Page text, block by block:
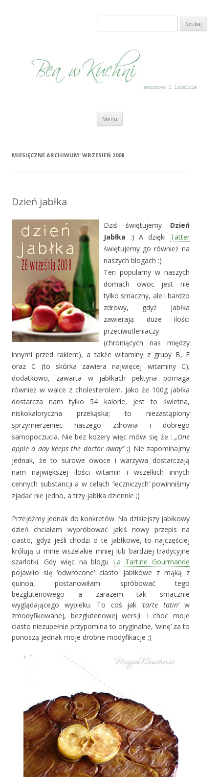
Szukaj:
Menu Przeskocz do treści
MIESIĘCZNE ARCHIWUM: WRZESIEŃ 2008
Dzień jabłka
Dziś świętujemy Dzień
Jabłka :) A dzięki Tatter
świętujemy go również na
naszych blogach :)
Ten popularny w naszych
domach owoc jest nie
tylko smaczny, ale i bardzo
zdrowy, gdyż jabłka
zawierają duże ilości
przeciwutleniaczy
(chroniących nas między
innymi przed rakiem), a także witaminy z grupy B, E
oraz C (to skórka zawiera najwięcej witaminy C);
dodatkowo, zawarta w jabłkach pektyna pomaga
również w walce z cholesterolem. Jako że 100g jabłka
dostarcza nam tylko 54 kalorie, jest to świetna,
niskokaloryczna przekąska; to niezastąpiony
sprzymierzeniec naszego zdrowia i dobrego
samopoczucia. Nie bez kozery więc mówi się że : „One
apple a day keeps the doctor away”;) Nie zapominajmy
jednak, że to surowe owoce i warzywa dostarczają
nam największej ilości witamin i wszelkich innych
cennych substancji a w celach ‘leczniczych’ powinniśmy
zjadać nie jedno, a trzy jabłka dziennie ;)
Przejdźmy jednak do konkretów. Na dzisiejszy jabłkowy
dzień chciałam wypróbować jakiś nowy przepis na
ciasto, gdyż jeśli chodzi o te jabłkowe, to najczęściej
królują u mnie wszelakie mniej lub bardziej tradycyjne
szarlotki. Gdy więc na blogu La Tartine Gourmande
pojawiło się ‘odwrócone’ ciasto jabłkowe z mąką z
quinoa, postanowiłam spróbować tego
bezglutenowego a zarazem tak smacznie
wyglądającego wypieku. To coś jak ‘tarte tatin’w
zmodyfikowanej, bezglutenowej wersji. I choć moje
ciasto niezupełnie przypomina to oryginalne, ‘winę’ za to
ponoszą jednak moje drobne modyfikacje ;)